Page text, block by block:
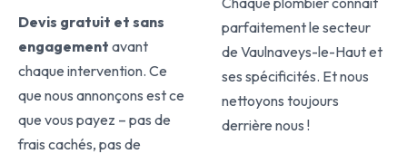
Devis gratuit et sans
engagement avant
chaque intervention. Ce
que nous annonçons est ce
que vous payez – pas de
frais cachés, pas de
parfaitement le secteur
de Vaulnaveys-le-Haut et
ses spécificités. Et nous
nettoyons toujours
derrière nous !